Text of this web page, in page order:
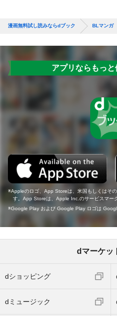
漫画無料試し読みならdブック BLマンガ
アプリならもっと
Appleのロゴ、App Storeは、米国もしくはそ
す。App Storeは、Apple Inc.のサービスマー
Google Play および Google Play ロゴは
dマーケッ
dショッピング
dミュージック